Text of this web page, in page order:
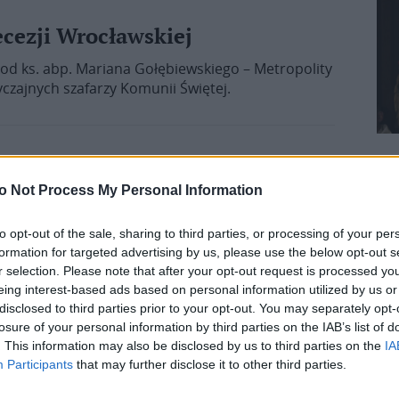
Not Process My Personal Information
opt-out of the sale, sharing to third parties, or processing of your
for targeted advertising by us, please use the below opt-out
selection. Please note that after your opt-out request is processed
interest-based ads based on personal information utilized by us
to third parties prior to your opt-out. You may separately
of your personal information by third parties on the IAB’s list of
This information may also be disclosed by us to third parties on the
Participants that may further disclose it to other third parties.
Wrocławskiej
ks. abp. Mariana Gołębiewskiego – Metropolity
szafarzy Komunii Świętej.
ulicami miasta
wzięło udział w Akademickiej Drodze
marca. – Nie chcemy niczego manifestować –
ks. Mirosław Maliński, diecezjalny
się w miejscach, którymi na co dzień biegamy